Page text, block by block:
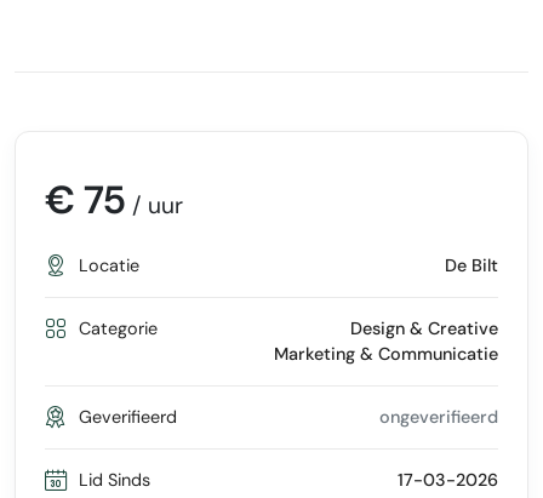
€ 75 / uur
Locatie De Bilt
Categorie
Design & Creative
Marketing & Communicatie
Geverifieerd ongeverifieerd
Lid Sinds 17-03-2026